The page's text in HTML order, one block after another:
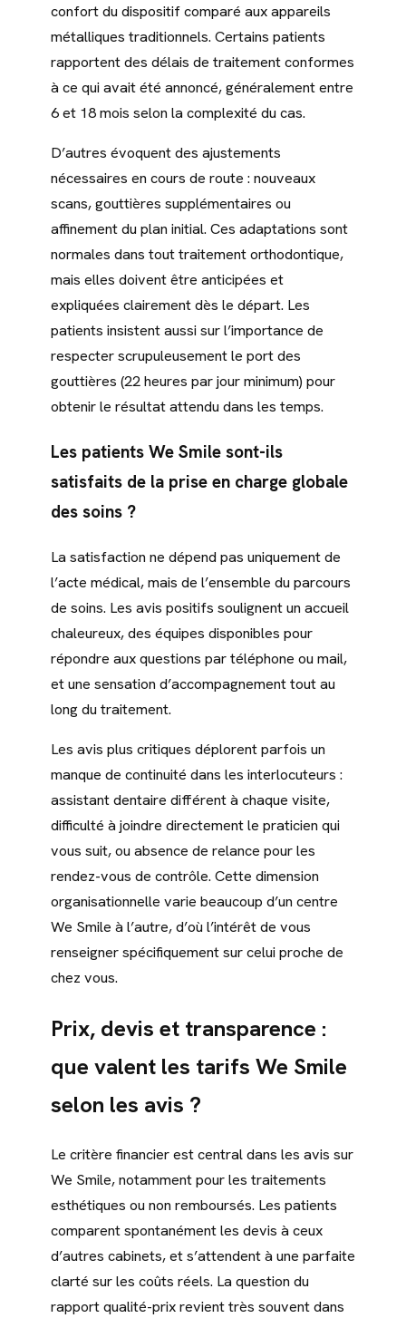
confort du dispositif comparé aux appareils
métalliques traditionnels. Certains patients
rapportent des délais de traitement conformes
à ce qui avait été annoncé, généralement entre
6 et 18 mois selon la complexité du cas.
D’autres évoquent des ajustements
nécessaires en cours de route : nouveaux
scans, gouttières supplémentaires ou
affinement du plan initial. Ces adaptations sont
normales dans tout traitement orthodontique,
mais elles doivent être anticipées et
expliquées clairement dès le départ. Les
patients insistent aussi sur l’importance de
respecter scrupuleusement le port des
gouttières (22 heures par jour minimum) pour
obtenir le résultat attendu dans les temps.
Les patients We Smile sont-ils
satisfaits de la prise en charge globale
des soins ?
La satisfaction ne dépend pas uniquement de
l’acte médical, mais de l’ensemble du parcours
de soins. Les avis positifs soulignent un accueil
chaleureux, des équipes disponibles pour
répondre aux questions par téléphone ou mail,
et une sensation d’accompagnement tout au
long du traitement.
Les avis plus critiques déplorent parfois un
manque de continuité dans les interlocuteurs :
assistant dentaire différent à chaque visite,
difficulté à joindre directement le praticien qui
vous suit, ou absence de relance pour les
rendez-vous de contrôle. Cette dimension
organisationnelle varie beaucoup d’un centre
We Smile à l’autre, d’où l’intérêt de vous
renseigner spécifiquement sur celui proche de
chez vous.
Prix, devis et transparence :
que valent les tarifs We Smile
selon les avis ?
Le critère financier est central dans les avis sur
We Smile, notamment pour les traitements
esthétiques ou non remboursés. Les patients
comparent spontanément les devis à ceux
d’autres cabinets, et s’attendent à une parfaite
clarté sur les coûts réels. La question du
rapport qualité-prix revient très souvent dans